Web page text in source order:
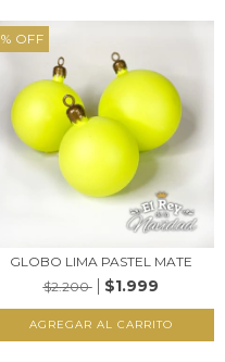
% OFF
GLOBO LIMA PASTEL MATE
$2.200
$1.999
AGREGAR AL CARRITO